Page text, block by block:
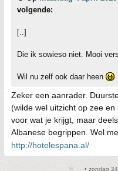
volgende:
[..]
Die ik sowieso niet. Mooi
Wil nu zelf ook daar heen
Zeker een aanrader.
(wilde wel uitzicht op zee
voor wat je krijgt, maar
Albanese begrippen. Wel
http://hotelespana.al/
• zondag